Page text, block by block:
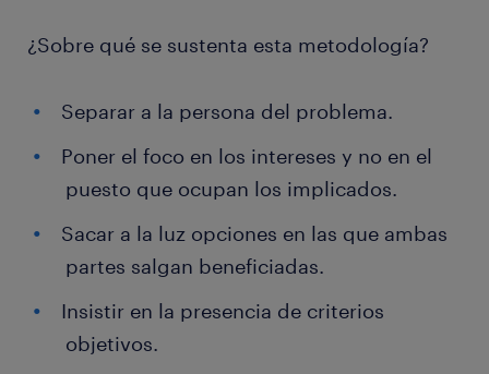
¿Sobre qué se sustenta esta metodología?
Separar a la persona del problema.
Poner el foco en los intereses y no en el
puesto que ocupan los implicados.
Sacar a la luz opciones en las que ambas
partes salgan beneficiadas.
Insistir en la presencia de criterios
objetivos.